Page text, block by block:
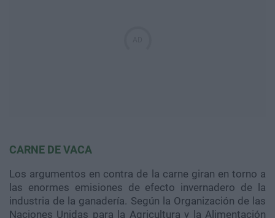
CARNE DE VACA
Los argumentos en contra de la carne giran en torno a
las enormes emisiones de efecto invernadero de la
industria de la ganadería. Según la Organización de las
Naciones Unidas para la Agricultura y la Alimentación